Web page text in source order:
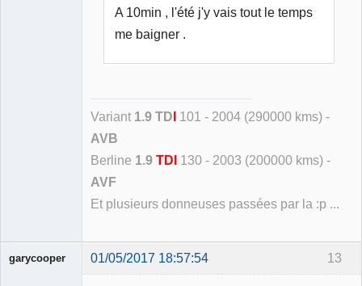
A 10min , l'été j'y vais tout le temps
me baigner .
Variant 1.9 TD 101 - 2004 (290000 kms) -
AVB
Berline 1.9 TDI 130 - 2003 (200000 kms) -
AVF
Et plusieurs donneuses passées par la :p ...
13
garycooper 01/05/2017 18:57:54